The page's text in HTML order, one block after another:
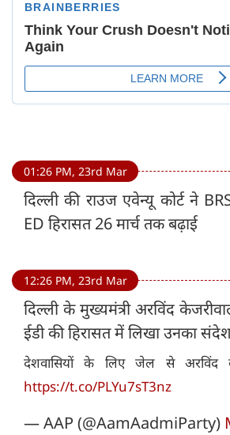
01:26 PM, 23rd Mar
दिल्ली की राउज एवेन्यू कोर्ट ने
ED हिरासत 26 मार्च तक बढ़ाई
12:26 PM, 23rd Mar
दिल्ली के मुख्यमंत्री अरविंद
ईडी की हिरासत में लिखा उनका
देशवासियों के लिए जेल से अरविंद
https://t.co/PLYu7sT3nz
— AAP (@AamAadmiParty)